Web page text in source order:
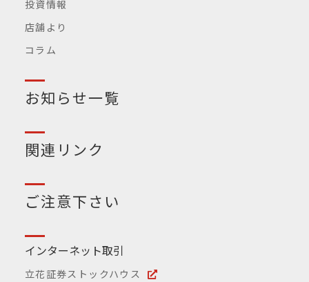
投資情報
店舗より
コラム
お知らせ一覧
関連リンク
ご注意下さい
インターネット取引
立花証券ストックハウス